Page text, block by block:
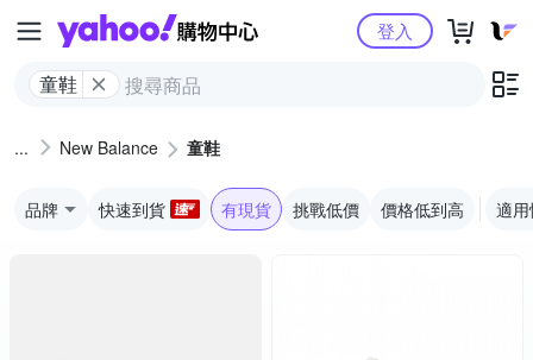
Yahoo購物中心
童鞋
登入
New Balance 童鞋
品牌 快速到貨 有現貨 挑戰低價 價格低到高 適